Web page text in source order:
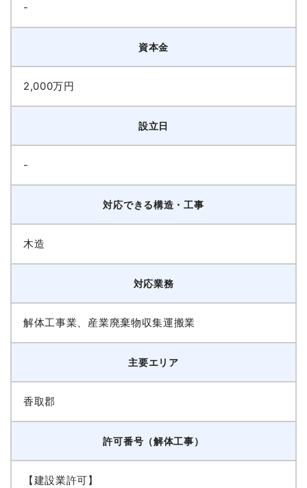
-
資本金
2,000万円
設立日
-
対応できる構造・工事
木造
対応業務
解体工事業、産業廃棄物収集運搬業
主要エリア
香取郡
許可番号（解体工事）
【建設業許可】